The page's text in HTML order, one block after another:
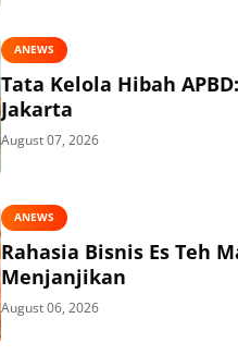
ANEWS
Tata Kelola Hibah
Jakarta
August 07, 2026
ANEWS
Rahasia Bisnis Es Teh
Menjanjikan
August 06, 2026